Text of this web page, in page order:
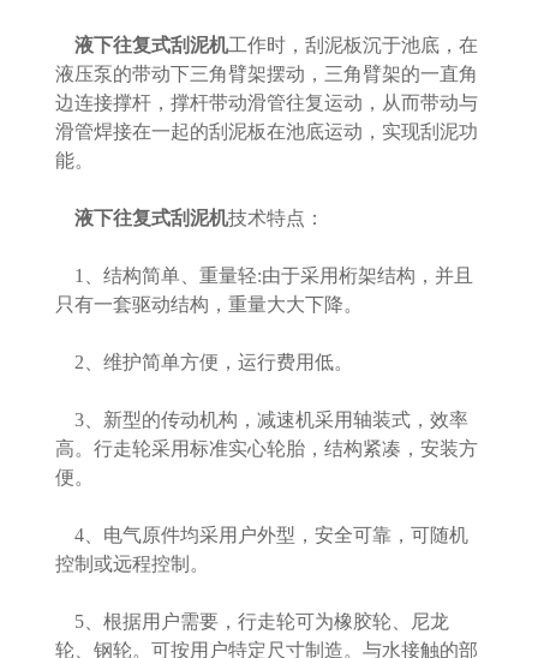
液下往复式刮泥机工作时，刮泥板沉于池底，在
液压泵的带动下三角臂架摆动，三角臂架的一直角
边连接撑杆，撑杆带动滑管往复运动，从而带动与
滑管焊接在一起的刮泥板在池底运动，实现刮泥功
能。
液下往复式刮泥机技术特点：
1、结构简单、重量轻:由于采用桁架结构，并且
只有一套驱动结构，重量大大下降。
2、维护简单方便，运行费用低。
3、新型的传动机构，减速机采用轴装式，效率
高。行走轮采用标准实心轮胎，结构紧凑，安装方
便。
4、电气原件均采用户外型，安全可靠，可随机
控制或远程控制。
5、根据用户需要，行走轮可为橡胶轮、尼龙
轮、钢轮。可按用户特定尺寸制造。与水接触的部